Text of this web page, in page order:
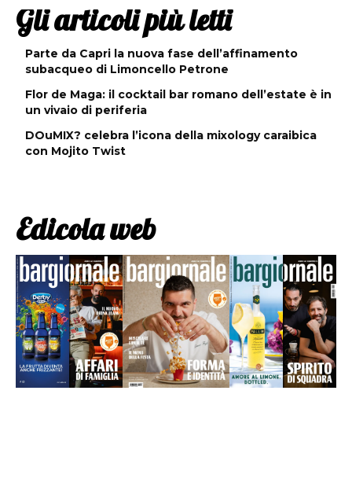
Gli articoli più letti
Parte da Capri la nuova fase dell’affinamento
subacqueo di Limoncello Petrone
Flor de Maga: il cocktail bar romano dell’estate è in
un vivaio di periferia
DOuMIX? celebra l’icona della mixology caraibica
con Mojito Twist
Edicola web